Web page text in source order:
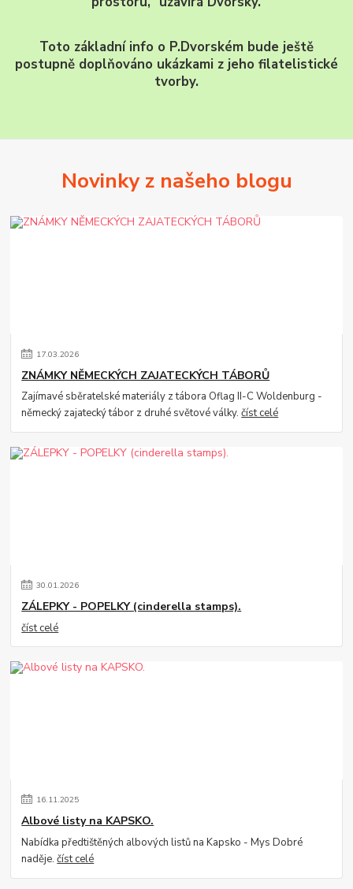
Toto základní info o P.Dvorském bude ještě
postupně doplňováno ukázkami z jeho filatelistické
tvorby.
Novinky z našeho blogu
17.03.2026
ZNÁMKY NĚMECKÝCH ZAJATECKÝCH TÁBORŮ
Zajímavé sběratelské materiály z tábora Oflag II-C Woldenburg -
německý zajatecký tábor z druhé světové války.číst celé
30.01.2026
ZÁLEPKY - POPELKY (cinderella stamps).
číst celé
16.11.2025
Albové listy na KAPSKO.
Nabídka předtištěných albových listů na Kapsko - Mys Dobré
naděje.číst celé